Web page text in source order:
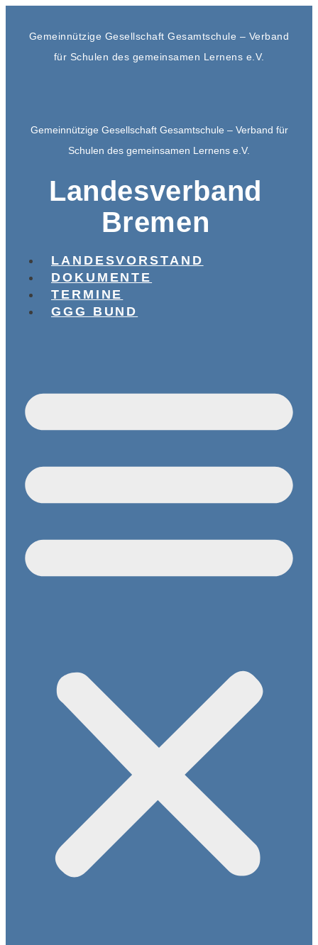
Gemeinnützige Gesellschaft Gesamtschule – Verband
für Schulen des gemeinsamen Lernens e.V.
Gemeinnützige Gesellschaft Gesamtschule – Verband für
Schulen des gemeinsamen Lernens e.V.
Landesverband
Bremen
LANDESVORSTAND
DOKUMENTE
TERMINE
GGG BUND